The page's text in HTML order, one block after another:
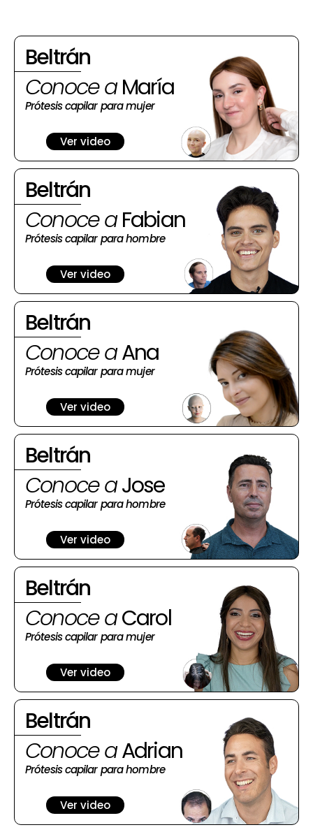
Beltrán
Conoce aMaría
Prótesis capilar para mujer
Ver video
Beltrán
Conoce aFabian
Prótesis capilar para hombre
Ver video
Beltrán
Conoce aAna
Prótesis capilar para mujer
Ver video
Beltrán
Conoce aJose
Prótesis capilar para hombre
Ver video
Beltrán
Conoce aCarol
Prótesis capilar para mujer
Ver video
Beltrán
Conoce aAdrian
Prótesis capilar para hombre
Ver video